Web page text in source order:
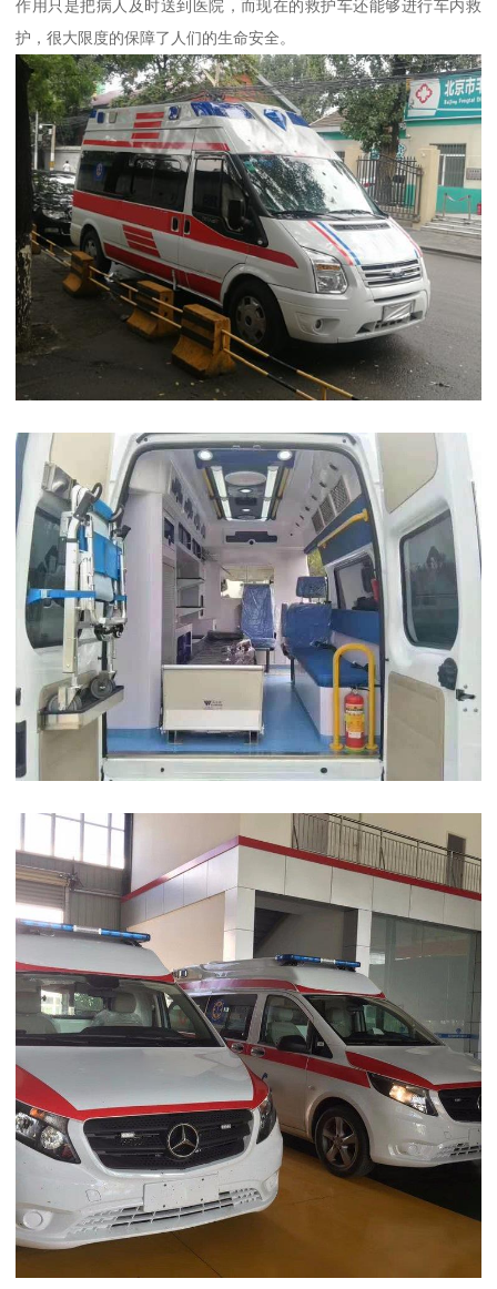
作用只是把病人及时送到医院，而现在的救护车还能够进行车内救
护，很大限度的保障了人们的生命安全。